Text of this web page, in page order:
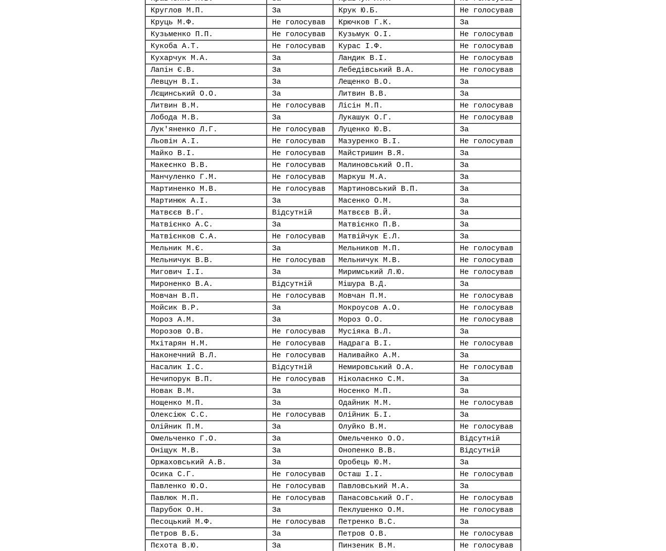
Круглов М.П.
За Крук Ю.Б.
Не голосував
Круць М.Ф.
Не голосував Крючков Г.К.
За
Кузьменко П.П.
Не голосував Кузьмук О.І.
Не голосував
Кукоба А.Т.
Не голосував Курас І.Ф.
Не голосував
Кухарчук М.А.
За Ландик В.І.
Не голосував
Лапін Є.В.
За Лебедівський В.А.
Не голосував
Левцун В.І.
За Лещенко В.О.
За
Лєщинський О.О.
За Литвин В.В.
За
Литвин В.М.
Не голосував Лісін М.П.
Не голосував
Лобода М.В.
За Лукашук О.Г.
Не голосував
Лук'яненко Л.Г.
Не голосував Луценко Ю.В.
За
Льовін А.І.
Не голосував Мазуренко В.І.
Не голосував
Майко В.І.
Не голосував Майстришин В.Я.
За
Макеєнко В.В.
Не голосував Малиновський О.П.
За
Манчуленко Г.М.
Не голосував Маркуш М.А.
За
Мартиненко М.В.
Не голосував Мартиновський В.П.
За
Мартинюк А.І.
За Масенко О.М.
За
Матвєєв В.Г.
Відсутній Матвєєв В.Й.
За
Матвієнко А.С.
За Матвієнко П.В.
За
Матвієнков С.А.
Не голосував Матвійчук Е.Л.
За
Мельник М.Є.
За Мельников М.П.
Не голосував
Мельничук В.В.
Не голосував Мельничук М.В.
Не голосував
Мигович І.І.
За Миримський Л.Ю.
Не голосував
Мироненко В.А.
Відсутній Мішура В.Д.
За
Мовчан В.П.
Не голосував Мовчан П.М.
Не голосував
Мойсик В.Р.
За Мокроусов А.О.
Не голосував
Мороз А.М.
За Мороз О.О.
Не голосував
Морозов О.В.
Не голосував Мусіяка В.Л.
За
Мхітарян Н.М.
Не голосував Надрага В.І.
Не голосував
Наконечний В.Л.
Не голосував Наливайко А.М.
За
Насалик І.С.
Відсутній Немировський О.А.
Не голосував
Нечипорук В.П.
Не голосував Ніколаєнко С.М.
За
Новак В.М.
За Носенко М.П.
За
Нощенко М.П.
За Одайник М.М.
Не голосував
Олексіюк С.С.
Не голосував Олійник Б.І.
За
Олійник П.М.
За Олуйко В.М.
Не голосував
Омельченко Г.О.
За Омельченко О.О.
Відсутній
Оніщук М.В.
За Онопенко В.В.
Відсутній
Оржаховський А.В.
За Оробець Ю.М.
За
Осика С.Г.
Не голосував Осташ І.І.
Не голосував
Павленко Ю.О.
Не голосував Павловський М.А.
За
Павлюк М.П.
Не голосував Панасовський О.Г.
Не голосував
Парубок О.Н.
За Пеклушенко О.М.
Не голосував
Песоцький М.Ф.
Не голосував Петренко В.С.
За
Петров В.Б.
За Петров О.В.
Не голосував
Пєхота В.Ю.
За Пинзеник В.М. Не голосував